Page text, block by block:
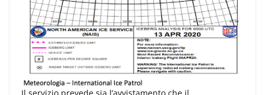
Il servizio prevede sia l’avvistamento che il